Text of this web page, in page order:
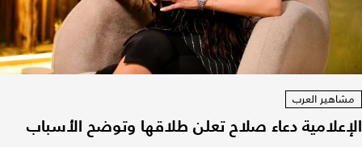
مشاهير العرب
الإعلامية دعاء صلاح تعلن طلاقها وتوضح الأسباب